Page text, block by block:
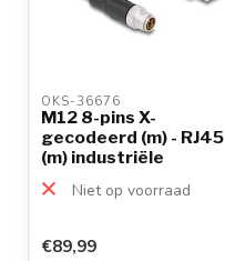
OKS-36676
M12 8-pins X-
gecodeerd (m) - RJ45
(m) industriële
netwerk...
Niet op voorraad
€89,99